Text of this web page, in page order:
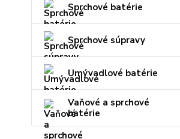
Sprchové batérie
Sprchové súpravy
Umývadlové batérie
Vaňové a sprchové
batérie